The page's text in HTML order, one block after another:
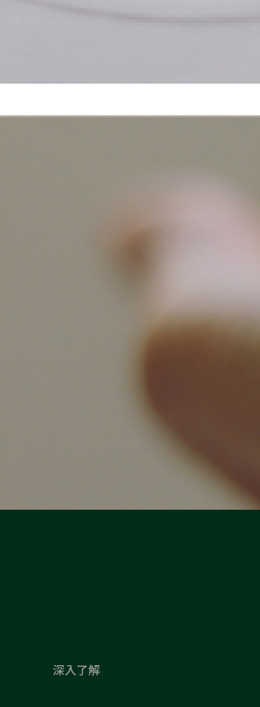
深入了解